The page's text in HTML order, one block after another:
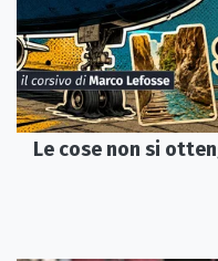
Le cose non si